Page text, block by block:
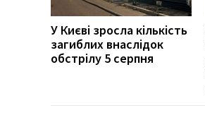
У Києві зросла кількість
загиблих внаслідок
обстрілу 5 серпня